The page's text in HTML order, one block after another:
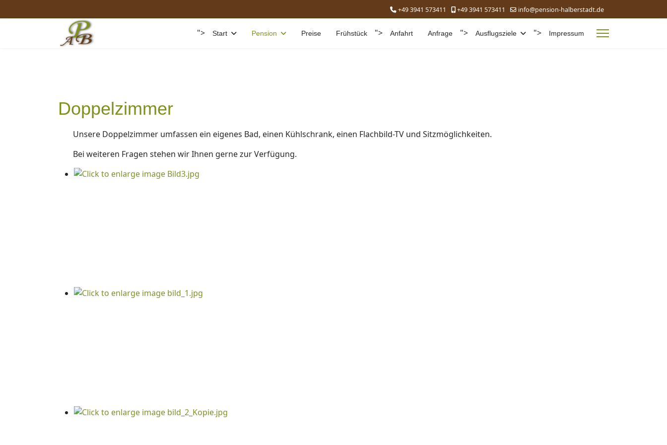
+49 3941 573411 +49 3941 573411 info@pension-halberstadt.de
"> Start Pension Preise Frühstück "> Anfahrt Anfrage "> Ausflugsziele "> Impressum
Doppelzimmer
Unsere Doppelzimmer umfassen ein eigenes Bad, einen Kühlschrank, einen Flachbild-TV und Sitzmöglichkeiten.
Bei weiteren Fragen stehen wir Ihnen gerne zur Verfügung.